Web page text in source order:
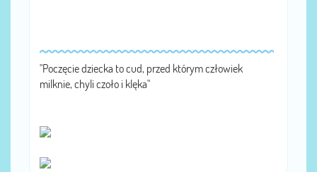
"Poczęcie dziecka to cud, przed którym człowiek
milknie, chyli czoło i klęka"